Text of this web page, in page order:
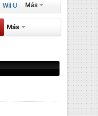
Wii U Más
Más